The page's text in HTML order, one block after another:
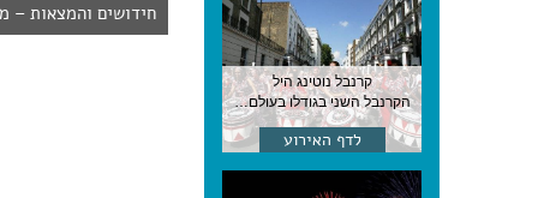
קרנבל נוטינג היל
הקרנבל השני בגודלו בעולם, עם מוזיקה, תהלוכות ותחפושות. לונדון
לדף האירוע
חידושים והמצאות –